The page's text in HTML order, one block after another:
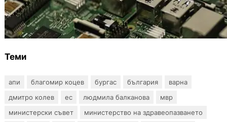
Кои българи се осигуряват на новия таван
от 2300 евро
Теми
апи благомир коцев бургас българия
варна
дмитро колев
ес людмила балканова
мвр
министерски съвет
министерство на здравеопазването